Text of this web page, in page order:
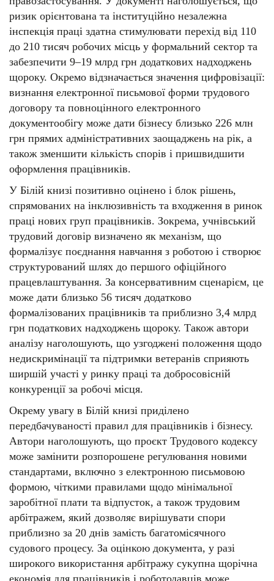
ризик орієнтована та інституційно незалежна
інспекція праці здатна стимулювати перехід від 110
до 210 тисяч робочих місць у формальний сектор та
забезпечити 9–19 млрд грн додаткових надходжень
щороку. Окремо відзначається значення цифровізації:
визнання електронної письмової форми трудового
договору та повноцінного електронного
документообігу може дати бізнесу близько 226 млн
грн прямих адміністративних заощаджень на рік, а
також зменшити кількість спорів і пришвидшити
оформлення працівників.
У Білій книзі позитивно оцінено і блок рішень,
спрямованих на інклюзивність та входження в ринок
праці нових груп працівників. Зокрема, учнівський
трудовий договір визначено як механізм, що
формалізує поєднання навчання з роботою і створює
структурований шлях до першого офіційного
працевлаштування. За консервативним сценарієм, це
може дати близько 56 тисяч додатково
формалізованих працівників та приблизно 3,4 млрд
грн податкових надходжень щороку. Також автори
аналізу наголошують, що узгоджені положення щодо
недискримінації та підтримки ветеранів сприяють
ширшій участі у ринку праці та добросовісній
конкуренції за робочі місця.
Окрему увагу в Білій книзі приділено
передбачуваності правил для працівників і бізнесу.
Автори наголошують, що проєкт Трудового кодексу
може замінити розпорошене регулювання новими
стандартами, включно з електронною письмовою
формою, чіткими правилами щодо мінімальної
заробітної плати та відпусток, а також трудовим
арбітражем, який дозволяє вирішувати спори
приблизно за 20 днів замість багатомісячного
судового процесу. За оцінкою документа, у разі
широкого використання арбітражу сукупна щорічна
економія для працівників і роботодавців може